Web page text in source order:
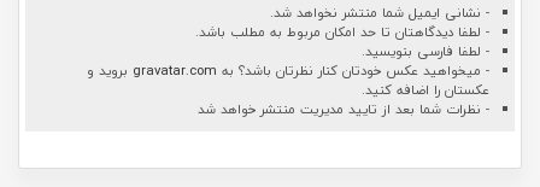
- نشانی ایمیل شما منتشر نخواهد شد.
- لطفا دیدگاهتان تا حد امکان مربوط به مطلب باشد.
- لطفا فارسی بنویسید.
- میخواهید عکس خودتان کنار نظرتان باشد؟ به gravatar.com بروید و
عکستان را اضافه کنید.
- نظرات شما بعد از تایید مدیریت منتشر خواهد شد